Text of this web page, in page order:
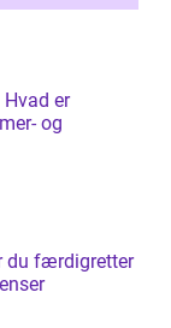
er
og
du færdigretter